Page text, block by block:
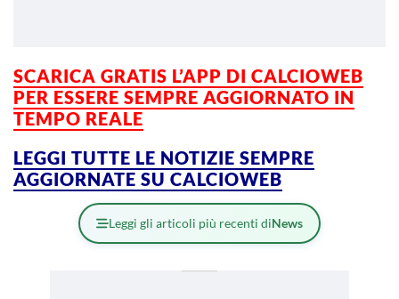
SCARICA GRATIS L’APP DI CALCIOWEB
PER ESSERE SEMPRE AGGIORNATO IN
TEMPO REALE
LEGGI TUTTE LE NOTIZIE SEMPRE
AGGIORNATE SU CALCIOWEB
Leggi gli articoli più recenti diNews